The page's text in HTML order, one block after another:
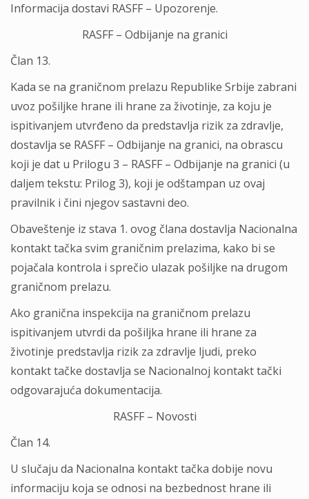
Informacija dostavi RASFF – Upozorenje.
RASFF – Odbijanje na granici
Član 13.
Kada se na graničnom prelazu Republike Srbije zabrani
uvoz pošiljke hrane ili hrane za životinje, za koju je
ispitivanjem utvrđeno da predstavlja rizik za zdravlje,
dostavlja se RASFF – Odbijanje na granici, na obrascu
koji je dat u Prilogu 3 – RASFF – Odbijanje na granici (u
daljem tekstu: Prilog 3), koji je odštampan uz ovaj
pravilnik i čini njegov sastavni deo.
Obaveštenje iz stava 1. ovog člana dostavlja Nacionalna
kontakt tačka svim graničnim prelazima, kako bi se
pojačala kontrola i sprečio ulazak pošiljke na drugom
graničnom prelazu.
Ako granična inspekcija na graničnom prelazu
ispitivanjem utvrdi da pošiljka hrane ili hrane za
životinje predstavlja rizik za zdravlje ljudi, preko
kontakt tačke dostavlja se Nacionalnoj kontakt tački
odgovarajuća dokumentacija.
RASFF – Novosti
Član 14.
U slučaju da Nacionalna kontakt tačka dobije novu
informaciju koja se odnosi na bezbednost hrane ili